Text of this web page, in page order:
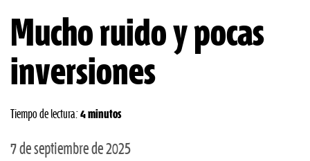
Mucho ruido y pocas
inversiones
Tiempo de lectura: 4 minutos
7 de septiembre de 2025